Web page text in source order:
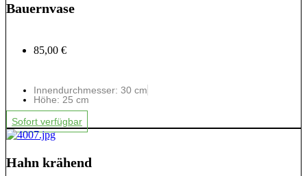
Bauernvase
85,00 €
Innendurchmesser: 30 cm
Höhe: 25 cm
Sofort verfügbar
Hahn krähend